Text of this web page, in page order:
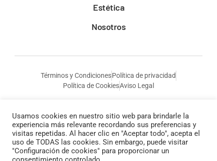
Estética
Nosotros
Términos y CondicionesPolítica de privacidad
Política de CookiesAviso Legal
Usamos cookies en nuestro sitio web para brindarle la
experiencia más relevante recordando sus preferencias y
visitas repetidas. Al hacer clic en "Aceptar todo", acepta el
uso de TODAS las cookies. Sin embargo, puede visitar
"Configuración de cookies" para proporcionar un